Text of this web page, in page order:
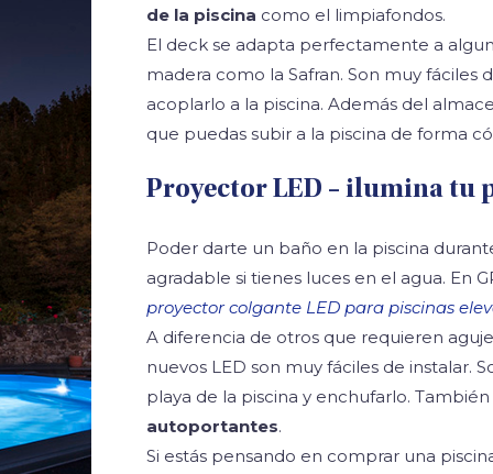
de la piscina como el limpiafondos.
El deck se adapta perfectamente a
madera como la Safran. Son muy
acoplarlo a la piscina. Además del
que puedas subir a la piscina de forma
Proyector LED – ilumina tu
Poder darte un baño en la piscina
agradable si tienes luces en el agua. En
proyector colgante LED para piscinas
A diferencia de otros que requieren
nuevos LED son muy fáciles de instalar.
playa de la piscina y enchufarlo. También
autoportantes.
Si estás pensando en comprar una